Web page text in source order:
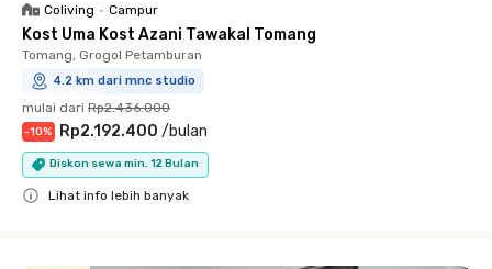
Coliving • Campur
Kost Uma Kost Azani Tawakal Tomang
Tomang, Grogol Petamburan
4.2 km dari mnc studio
mulai dari Rp2.436.000
-10% Rp2.192.400 /bulan
Diskon sewa min. 12 Bulan
Lihat info lebih banyak